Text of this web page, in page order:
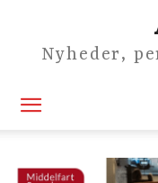
Nyheder,